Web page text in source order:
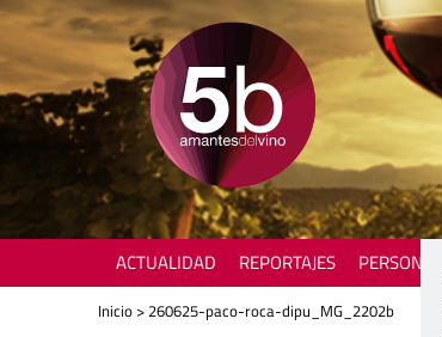
ACTUALIDAD REPORTAJES PERSONAJES
Inicio > 260625-paco-roca-dipu_MG_2202b